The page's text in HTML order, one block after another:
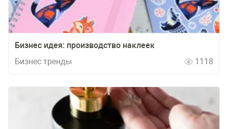
Бизнес идея: производство наклеек
Бизнес тренды
1118